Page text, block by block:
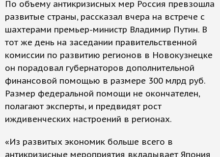
По объему антикризисных мер Россия превзошла
развитые страны, рассказал вчера на встрече с
шахтерами премьер-министр Владимир Путин. В
тот же день на заседании правительственной
комиссии по развитию регионов в Новокузнецке
он порадовал губернаторов дополнительной
финансовой помощью в размере 300 млрд руб.
Размер федеральной помощи не окончателен,
полагают эксперты, и предвидят рост
иждивенческих настроений в регионах.
«Из развитых экономик больше всего в
антикризисные мероприятия вкладывает Япония